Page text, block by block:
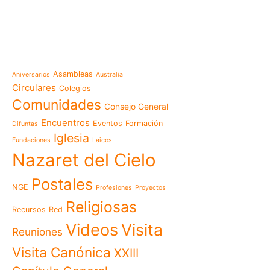
Aniversarios Asambleas Australia
Circulares Colegios
Comunidades Consejo General
Difuntas Encuentros Eventos Formación
Fundaciones Iglesia Laicos
Nazaret del Cielo
NGE Postales Profesiones Proyectos
Recursos Red Religiosas
Reuniones Videos Visita
Visita Canónica XXIII